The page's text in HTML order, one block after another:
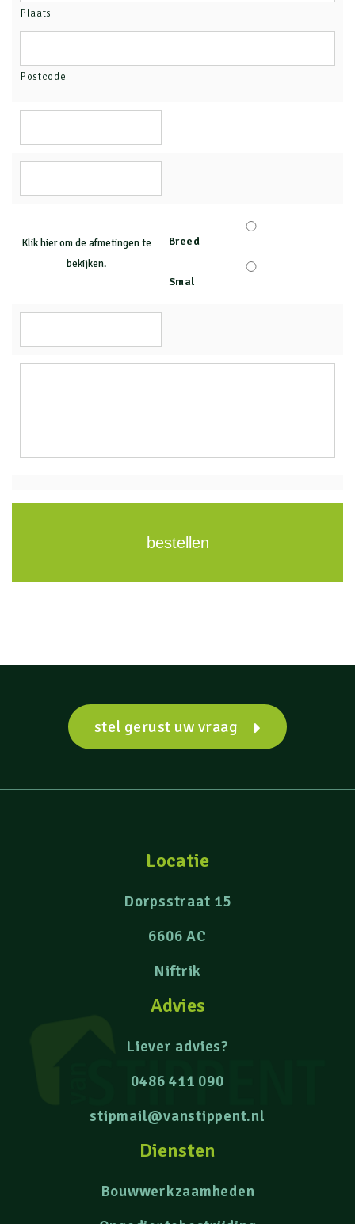
Plaats
Postcode
Klik hier om de afmetingen te
bekijken.
Breed
Smal
bestellen
stel gerust uw vraag
Locatie
Dorpsstraat 15
6606 AC
Niftrik
Advies
Liever advies?
0486 411 090
stipmail@vanstippent.nl
Diensten
Bouwwerkzaamheden